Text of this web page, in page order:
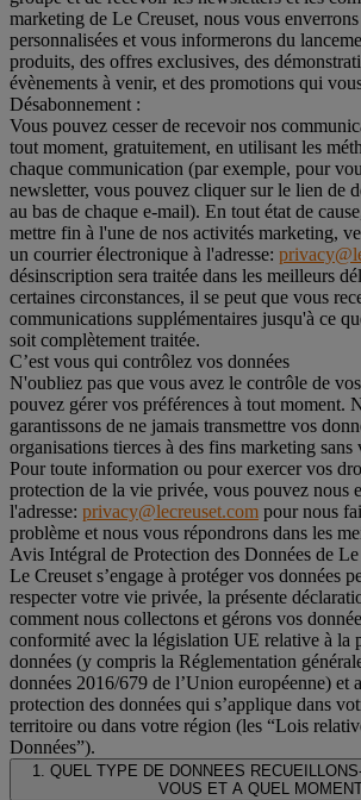
marketing de Le Creuset, nous vous
personnalisées et vous informerons du
produits, des offres exclusives, des
évènements à venir, et des promotions qui
Désabonnement :
Vous pouvez cesser de recevoir nos
tout moment, gratuitement, en utilisant les
chaque communication (par exemple, pour
newsletter, vous pouvez cliquer sur le lien de
au bas de chaque e-mail). En tout état de
mettre fin à l'une de nos activités marketing,
un courrier électronique à l'adresse:
désinscription sera traitée dans les meilleurs
certaines circonstances, il se peut que vous
communications supplémentaires jusqu'à ce
soit complètement traitée.
C’est vous qui contrôlez vos données
N'oubliez pas que vous avez le contrôle de
pouvez gérer vos préférences à tout moment.
garantissons de ne jamais transmettre vos
organisations tierces à des fins marketing sans
Pour toute information ou pour exercer vos
protection de la vie privée, vous pouvez nous
l'adresse: privacy@lecreuset.com pour nous
problème et nous vous répondrons dans les
Avis Intégral de Protection des Données de
Le Creuset s’engage à protéger vos données
respecter votre vie privée, la présente
comment nous collectons et gérons vos
conformité avec la législation UE relative à la
données (y compris la Réglementation
données 2016/679 de l’Union européenne) et
protection des données qui s’applique dans
territoire ou dans votre région (les “Lois
Données”).
1. QUEL TYPE DE DONNEES
VOUS ET A QUEL